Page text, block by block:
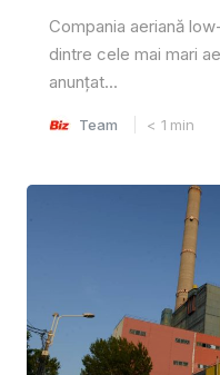
Compania aeriană
dintre cele mai mari
anunțat...
Team < 1 min